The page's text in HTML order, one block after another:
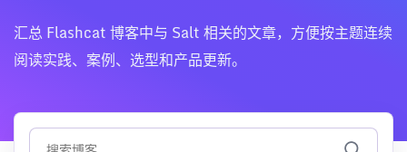
汇总 Flashcat 博客中与 Salt 相关的文章，方便按主题连续
阅读实践、案例、选型和产品更新。